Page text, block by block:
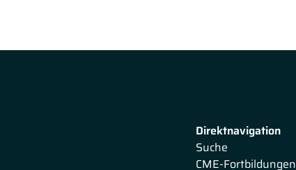
Direktnavigation
Suche
CME-Fortbildungen